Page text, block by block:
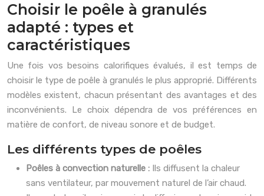
Choisir le poêle à granulés
adapté : types et
caractéristiques
Une fois vos besoins calorifiques évalués, il est temps de
choisir le type de poêle à granulés le plus approprié. Différents
modèles existent, chacun présentant des avantages et des
inconvénients. Le choix dépendra de vos préférences en
matière de confort, de niveau sonore et de budget.
Les différents types de poêles
Poêles à convection naturelle :
Ils diffusent la chaleur
sans ventilateur, par mouvement naturel de l’air chaud.